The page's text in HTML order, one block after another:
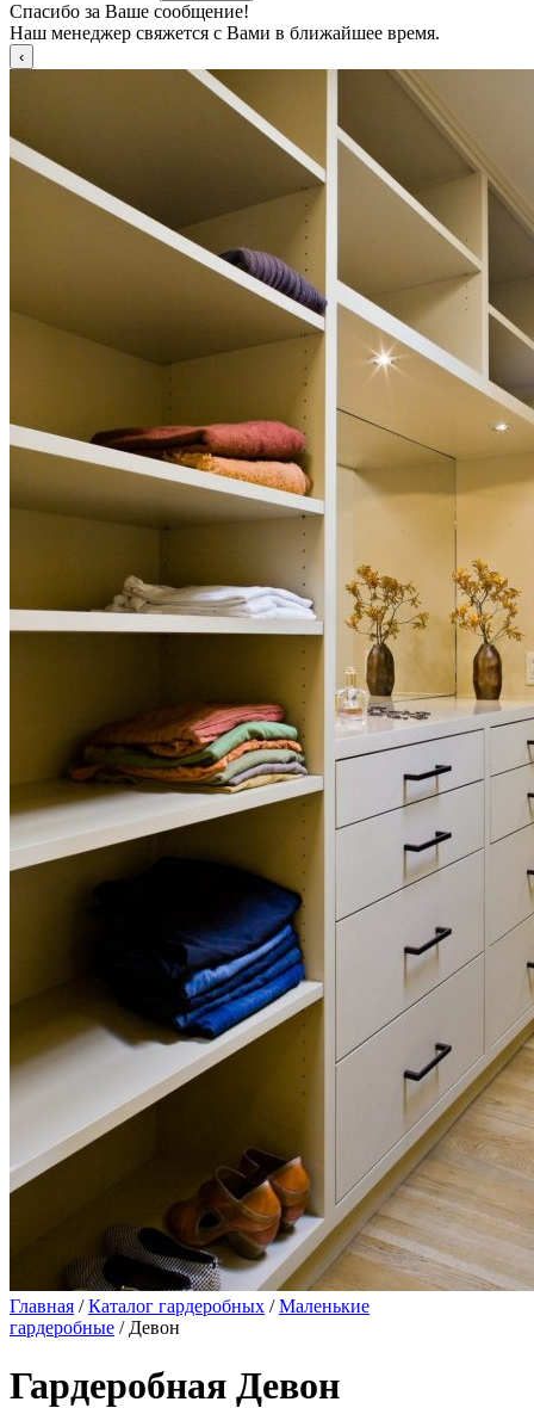
Спасибо за Ваше сообщение!
Наш менеджер свяжется с Вами в ближайшее время.
Главная /Каталог гардеробных /Маленькие
гардеробные / Девон
Гардеробная Девон